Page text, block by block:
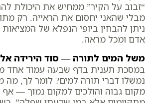
“זבוב על הקיר” ממחיש את היכולת
מבלי שהאני יחסום את הראייה. רק
ניתן להבחין ביופי הנפלא של
אדם ומכל מראה.
משל המים לתורה — סוד הירידה
במסכת תענית בדף שבעה עמוד אחד
נמשלו דברי תורה למים? לומר לך, מה
מקום גבוה והולכים למקום נמוך — אף